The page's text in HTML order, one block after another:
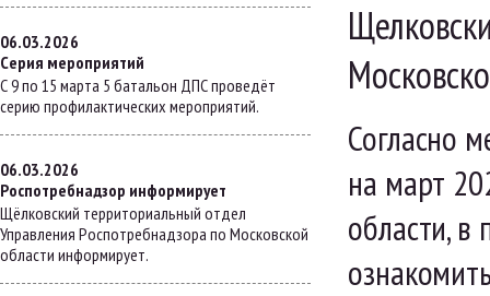
06.03.2026
Серия мероприятий
С 9 по 15 марта 5 батальон ДПС проведёт
серию профилактических мероприятий.
06.03.2026
Роспотребнадзор информирует
Щёлковский территориальный отдел
Управления Роспотребнадзора по Московской
области информирует.
Согласно
на март
области,